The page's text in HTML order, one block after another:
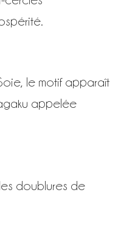
le motif apparaît
appelée
doublures de